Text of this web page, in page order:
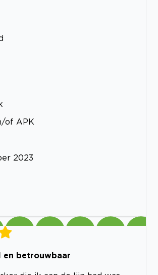
of APK
2023
en betrouwbaar